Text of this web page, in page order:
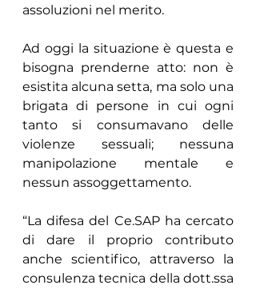
assoluzioni nel merito.
Ad oggi la situazione è questa e
bisogna prenderne atto: non è
esistita alcuna setta, ma solo una
brigata di persone in cui ogni
tanto si consumavano delle
violenze sessuali; nessuna
manipolazione mentale e
nessun assoggettamento.
“La difesa del Ce.SAP ha cercato
di dare il proprio contributo
anche scientifico, attraverso la
consulenza tecnica della dott.ssa